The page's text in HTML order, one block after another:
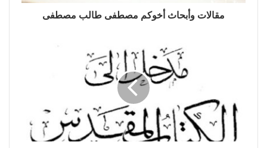
مقالات وأبحاث أخوكم مصطفى طالب مصطفى